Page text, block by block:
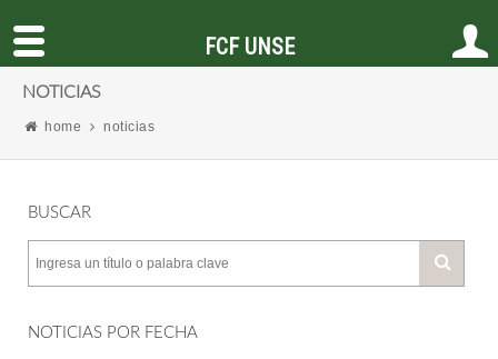
NOTICIAS
home noticias
BUSCAR
NOTICIAS POR FECHA
FCF UNSE